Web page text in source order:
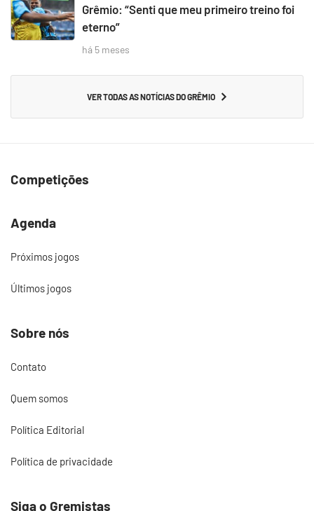
Grêmio: “Senti que meu primeiro treino foi
eterno”
há 5 meses
VER TODAS AS NOTÍCIAS DO GRÊMIO
Competições
Agenda
Próximos jogos
Últimos jogos
Sobre nós
Contato
Quem somos
Política Editorial
Política de privacidade
Siga o Gremistas